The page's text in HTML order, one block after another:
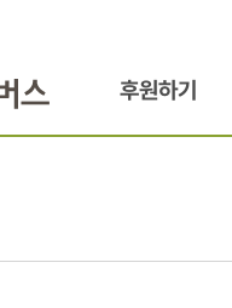
후원하기